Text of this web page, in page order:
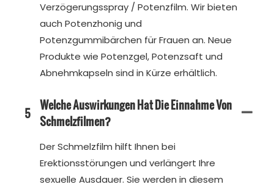
Verzögerungsspray / Potenzfilm. Wir bieten
auch Potenzhonig und
Potenzgummibärchen für Frauen an. Neue
Produkte wie Potenzgel, Potenzsaft und
Abnehmkapseln sind in Kürze erhältlich.
5 Welche Auswirkungen Hat Die Einnahme Von
Schmelzfilmen?
Der Schmelzfilm hilft Ihnen bei
Erektionsstörungen und verlängert Ihre
sexuelle Ausdauer. Sie werden in diesem